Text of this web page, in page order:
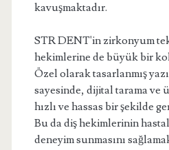
kavuşmaktadır.
STR DENT'in zirkonyum
hekimlerine de büyük bir
Özel olarak tasarlanmış
sayesinde, dijital tarama ve
hızlı ve hassas bir şekilde
Bu da diş hekimlerinin
deneyim sunmasını